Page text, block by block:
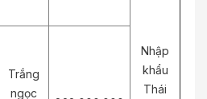
Nhập
khẩu
Thái
Trắng
ngọc